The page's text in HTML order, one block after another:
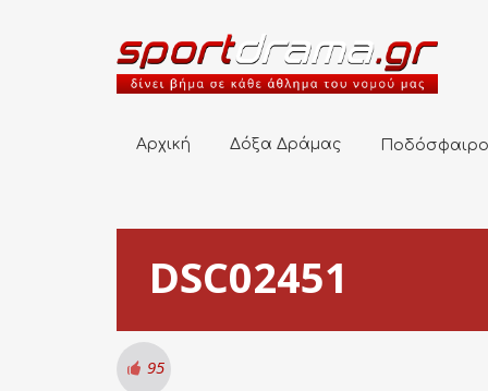
Αρχική Δόξα Δράμας Ποδόσφαιρο
DSC02451
95